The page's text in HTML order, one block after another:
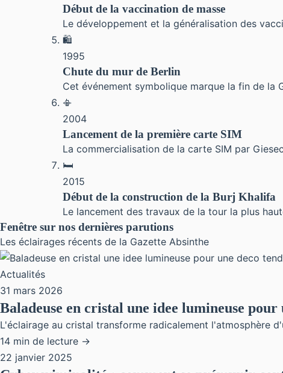
Début de la vaccination de masse
Le développement et la généralisation des
🛍
1995
Chute du mur de Berlin
Cet événement symbolique marque la fin de la
📳
2004
Lancement de la première carte SIM
La commercialisation de la carte SIM par
🛏
2015
Début de la construction de la Burj Khalifa
Le lancement des travaux de la tour la plus
Fenêtre sur nos dernières parutions
Les éclairages récents de la Gazette Absinthe
Actualités
31 mars 2026
Baladeuse en cristal une idee lumineuse pour
L'éclairage au cristal transforme radicalement l'atmosphère
14 min de lecture →
22 janvier 2025